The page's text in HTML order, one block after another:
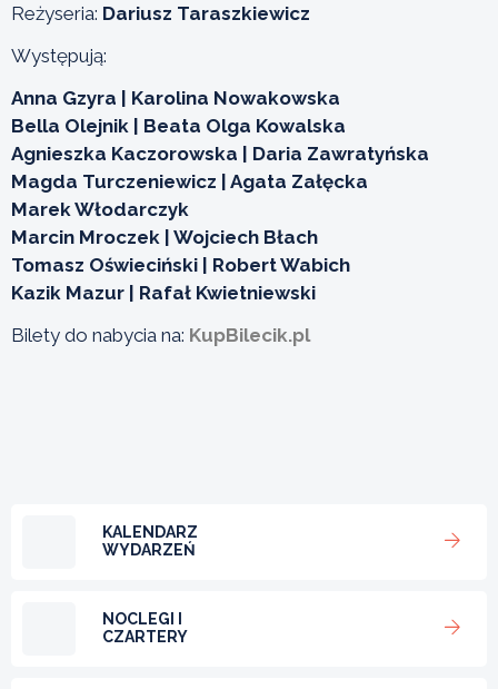
Reżyseria: Dariusz Taraszkiewicz
Występują:
Anna Gzyra | Karolina Nowakowska
Bella Olejnik | Beata Olga Kowalska
Agnieszka Kaczorowska | Daria Zawratyńska
Magda Turczeniewicz | Agata Załęcka
Marek Włodarczyk
Marcin Mroczek | Wojciech Błach
Tomasz Oświeciński | Robert Wabich
Kazik Mazur | Rafał Kwietniewski
Bilety do nabycia na: KupBilecik.pl
KALENDARZ
WYDARZEŃ
NOCLEGI I
CZARTERY